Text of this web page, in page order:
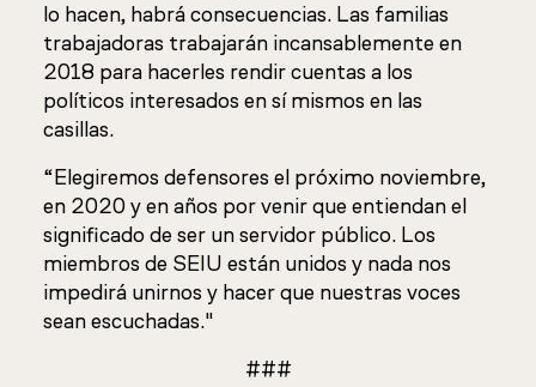
lo hacen, habrá consecuencias. Las familias
trabajadoras trabajarán incansablemente en
2018 para hacerles rendir cuentas a los
políticos interesados en sí mismos en las
casillas.
“Elegiremos defensores el próximo noviembre,
en 2020 y en años por venir que entiendan el
significado de ser un servidor público. Los
miembros de SEIU están unidos y nada nos
impedirá unirnos y hacer que nuestras voces
sean escuchadas."
###